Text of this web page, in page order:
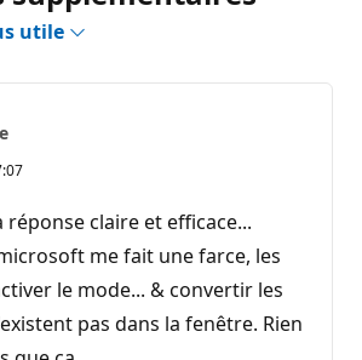
utile
claire et efficace...
me fait une farce, les
le mode... & convertir les
pas dans la fenêtre. Rien